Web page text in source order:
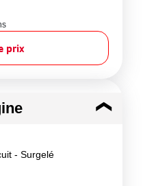
prix
- Surgelé